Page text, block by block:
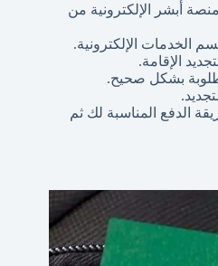
أبشر الإلكترونية من
الخدمات الإلكترونية.
الإقامة.
بشكل صحيح.
الدفع المناسبة لك ثم